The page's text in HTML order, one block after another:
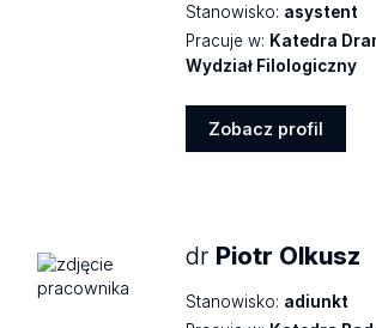
Stanowisko: asystent
Pracuje w: Katedra
Wydział Filologiczny
Zobacz profil
dr Piotr Olkusz
Stanowisko: adiunkt